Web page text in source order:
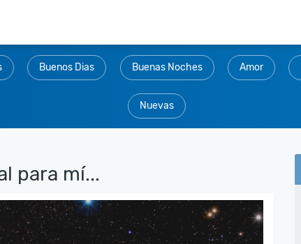
Buenos Dias Buenas Noches Amor
Nuevas
para mí...